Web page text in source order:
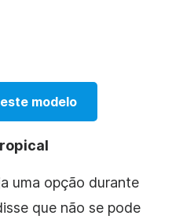
modelo
uma opção durante
que não se pode